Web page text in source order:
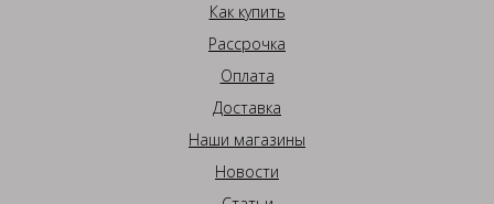
Как купить
Рассрочка
Оплата
Доставка
Наши магазины
Новости